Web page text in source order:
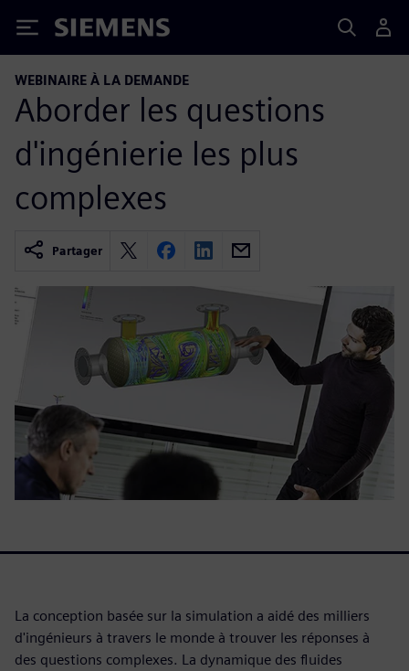
Siemens
WEBINAIRE À LA DEMANDE
Aborder les questions
d'ingénierie les plus
complexes
Partager
La conception basée sur la simulation a aidé des milliers
d'ingénieurs à travers le monde à trouver les réponses à
des questions complexes. La dynamique des fluides